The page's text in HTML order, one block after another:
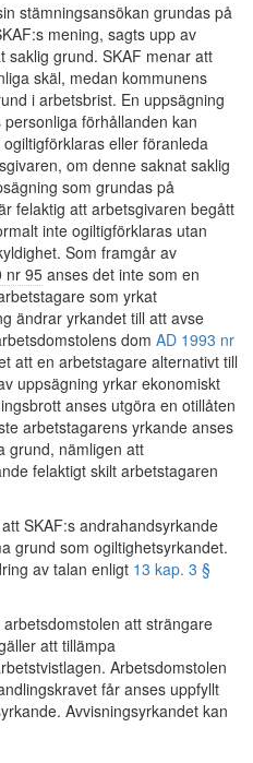
stämningsansökan grundas på
mening, sagts upp av
saklig grund. SKAF menar att
skäl, medan kommunens
i arbetsbrist. En uppsägning
förhållanden kan
eller föranleda
om denne saknat saklig
som grundas på
felaktig att arbetsgivaren begått
inte ogiltigförklaras utan
Som framgår av
nr 95anses det inte som en
som yrkat
ändrar yrkandet till att avse
dom AD 1993 nr
att en arbetstagare alternativt till
uppsägning yrkar ekonomiskt
anses utgöra en otillåten
arbetstagarens yrkande anses
grund, nämligen att
felaktigt skilt arbetstagaren
SKAF:s andrahandsyrkande
grund som ogiltighetsyrkandet.
av talan enligt 13 kap. 3 §
att strängare
att tillämpa
Arbetsdomstolen
får anses uppfyllt
Avvisningsyrkandet kan